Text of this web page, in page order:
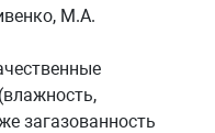
М.А.
загазованность